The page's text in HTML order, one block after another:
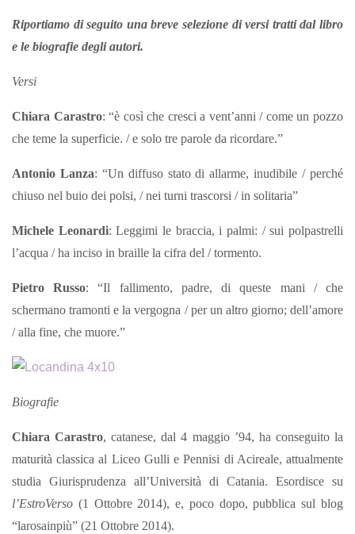
Riportiamo di seguito una breve selezione di versi tratti dal libro
e le biografie degli autori.
Versi
Chiara Carastro: “è così che cresci a vent’anni / come un pozzo
che teme la superficie. / e solo tre parole da ricordare.”
Antonio Lanza: “Un diffuso stato di allarme, inudibile / perché
chiuso nel buio dei polsi, / nei turni trascorsi / in solitaria”
Michele Leonardi: Leggimi le braccia, i palmi: / sui polpastrelli
l’acqua / ha inciso in braille la cifra del / tormento.
Pietro Russo: “Il fallimento, padre, di queste mani / che
schermano tramonti e la vergogna / per un altro giorno; dell’amore
/ alla fine, che muore.”
Biografie
Chiara Carastro, catanese, dal 4 maggio ’94, ha conseguito la
maturità classica al Liceo Gulli e Pennisi di Acireale, attualmente
studia Giurisprudenza all’Università di Catania. Esordisce su
l’EstroVerso (1 Ottobre 2014), e, poco dopo, pubblica sul blog
“larosainpiù” (21 Ottobre 2014).